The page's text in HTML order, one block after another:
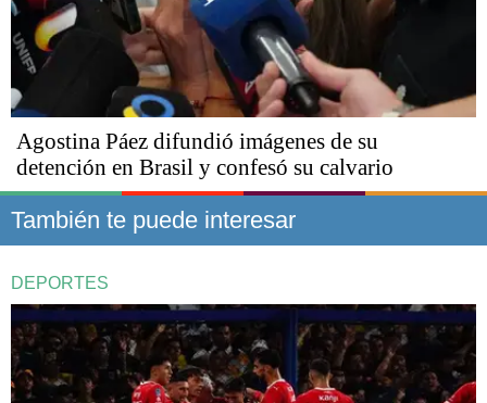
Agostina Páez difundió imágenes de su
detención en Brasil y confesó su calvario
También te puede interesar
DEPORTES